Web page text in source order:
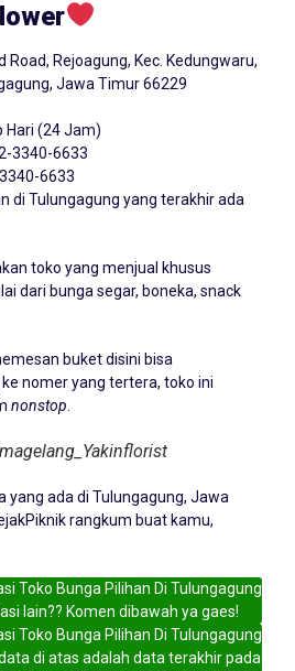
Road, Rejoagung, Kec. Kedungwaru,
Jawa Timur 66229
Hari (24 Jam)
3340-6633
6633
di Tulungagung yang terakhir ada
toko yang menjual khusus
dari bunga segar, boneka, snack
buket disini bisa
nomer yang tertera, toko ini
nonstop
yang ada di Tulungagung, Jawa
rangkum buat kamu,
lain?? Komen dibawah ya gaes!
di atas adalah data terakhir pada